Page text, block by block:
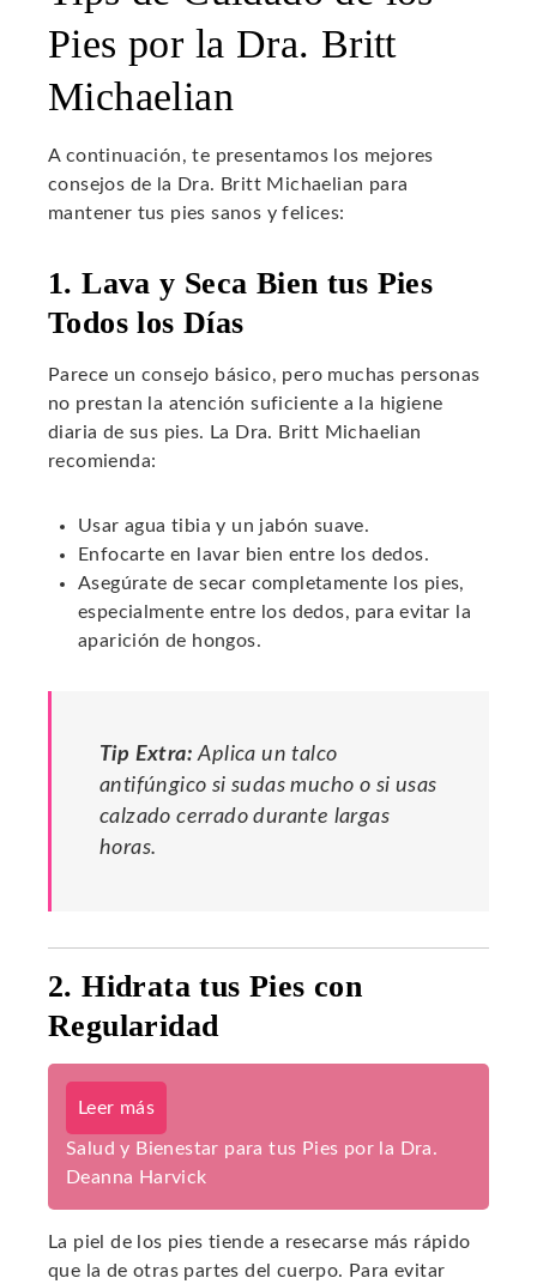
Pies por la Dra. Britt
Michaelian
A continuación, te presentamos los mejores
consejos de la Dra. Britt Michaelian para
mantener tus pies sanos y felices:
1. Lava y Seca Bien tus Pies
Todos los Días
Parece un consejo básico, pero muchas personas
no prestan la atención suficiente a la higiene
diaria de sus pies. La Dra. Britt Michaelian
recomienda:
Usar agua tibia y un jabón suave.
Enfocarte en lavar bien entre los dedos.
Asegúrate de secar completamente los pies,
especialmente entre los dedos, para evitar la
aparición de hongos.
Tip Extra: Aplica un talco
antifúngico si sudas mucho o si usas
calzado cerrado durante largas
horas.
2. Hidrata tus Pies con
Regularidad
Leer más
Salud y Bienestar para tus Pies por la Dra.
Deanna Harvick
La piel de los pies tiende a resecarse más rápido
que la de otras partes del cuerpo. Para evitar